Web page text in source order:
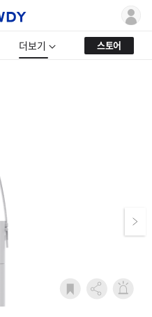
더보기 스토어
Next